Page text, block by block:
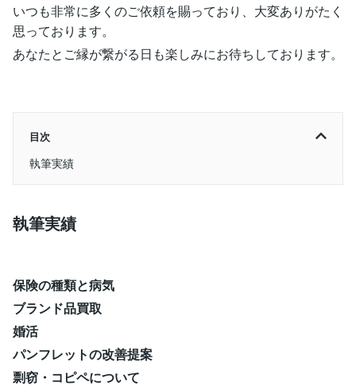
いつも非常に多くのご依頼を賜っており、大変ありがたく
思っております。
あなたとご縁が繋がる日も楽しみにお待ちしております。
目次
執筆実績
執筆実績
保険の種類と病気
ブランド品買取
婚活
パンフレットの改善提案
剽窃・コピペについて